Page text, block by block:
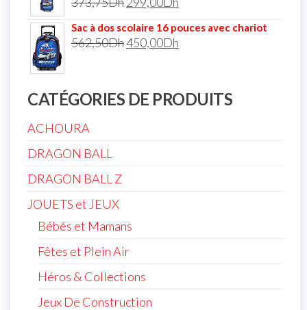
Sac à dos scolaire 16 pouces avec chariot
562,50Dh450,00Dh
CATÉGORIES DE PRODUITS
ACHOURA
DRAGON BALL
DRAGON BALL Z
JOUETS et JEUX
Bébés et Mamans
Fêtes et Plein Air
Héros & Collections
Jeux De Construction